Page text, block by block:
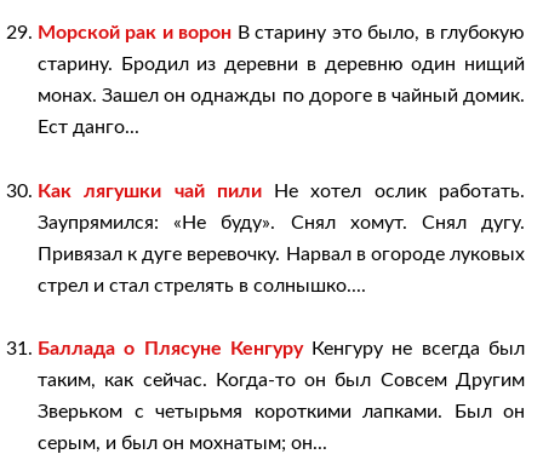
Морской рак и ворон В старину это было, в глубокую
старину. Бродил из деревни в деревню один нищий
монах. Зашел он однажды по дороге в чайный домик.
Ест данго...
Как лягушки чай пилиНе хотел ослик работать.
Заупрямился: «Не буду». Снял хомут. Снял дугу.
Привязал к дуге веревочку. Нарвал в огороде луковых
стрел и стал стрелять в солнышко....
Баллада о Плясуне КенгуруКенгуру не всегда был
таким, как сейчас. Когда-то он был Совсем Другим
Зверьком с четырьмя короткими лапками. Был он
серым, и был он мохнатым; он...